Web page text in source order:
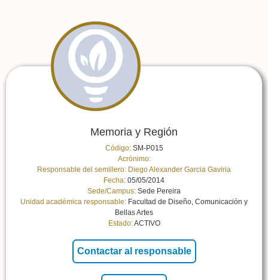
Memoria y Región
Código:SM-P015
Acrónimo:
Responsable del semillero: Diego Alexander Garcia Gaviria
Fecha: 05/05/2014
Sede/Campus: Sede Pereira
Unidad académica responsable: Facultad de Diseño, Comunicación y
Bellas Artes
Estado:ACTIVO